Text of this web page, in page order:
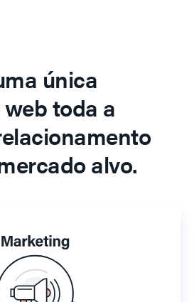
única
toda a
alvo.